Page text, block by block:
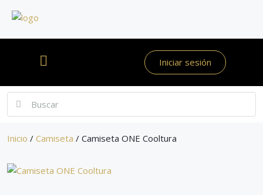
Iniciar sesión
Inicio / Camiseta / Camiseta ONE Cooltura